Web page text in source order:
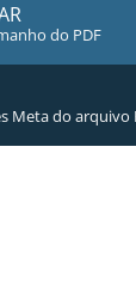
do PDF
Meta do arquivo